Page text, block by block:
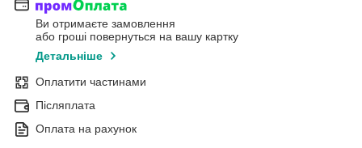
Ви отримаєте замовлення
або гроші повернуться на вашу картку
Детальніше
Оплатити частинами
Післяплата
Оплата на рахунок